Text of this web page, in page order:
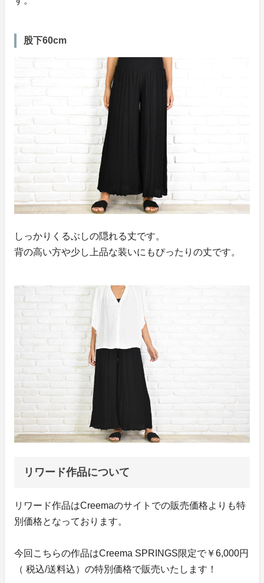
股下60cm
しっかりくるぶしの隠れる丈です。
背の高い方や少し上品な装いにもぴったりの丈です。
リワード作品について
リワード作品はCreemaのサイトでの販売価格よりも特
別価格となっております。
今回こちらの作品はCreema SPRINGS限定で￥6,000円
（ 税込/送料込）の特別価格で販売いたします！